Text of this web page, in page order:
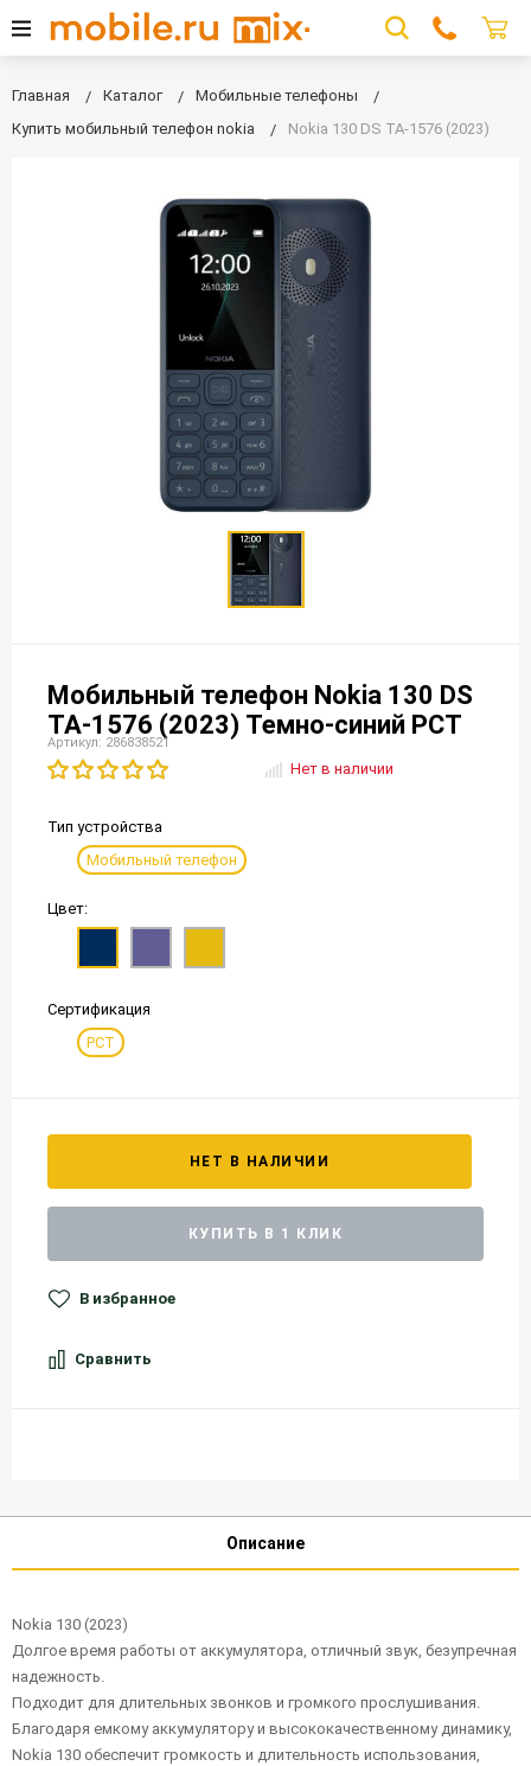
Главная Каталог
Мобильные телефоны
Купить мобильный телефон nokia
Nokia 130 DS TA-1576 (2023)
Мобильный телефон Nokia 130 DS
TA-1576 (2023) Темно-синий РСТ
Артикул: 286838521
Нет в наличии
Тип устройства
Мобильный телефон
Цвет:
Сертификация
РСТ
НЕТ В НАЛИЧИИ
КУПИТЬ В 1 КЛИК
В избранное
Сравнить
Описание
Nokia 130 (2023)
Долгое время работы от аккумулятора, отличный звук, безупречная
надежность.
Подходит для длительных звонков и громкого прослушивания.
Благодаря емкому аккумулятору и высококачественному динамику,
Nokia 130 обеспечит громкость и длительность использования,